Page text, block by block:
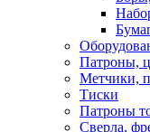
Патроны,
Метчики,
Тиски
Патроны
Сверла,